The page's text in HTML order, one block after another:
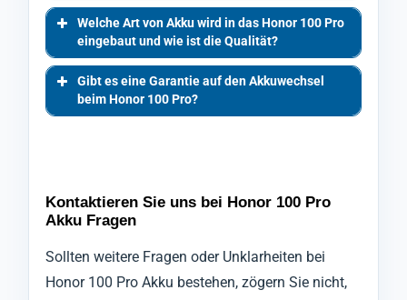
Welche Art von Akku wird in das Honor 100 Pro
eingebaut und wie ist die Qualität?
Gibt es eine Garantie auf den Akkuwechsel
beim Honor 100 Pro?
Kontaktieren Sie uns bei Honor 100 Pro
Akku Fragen
Sollten weitere Fragen oder Unklarheiten bei
Honor 100 Pro Akku bestehen, zögern Sie nicht,